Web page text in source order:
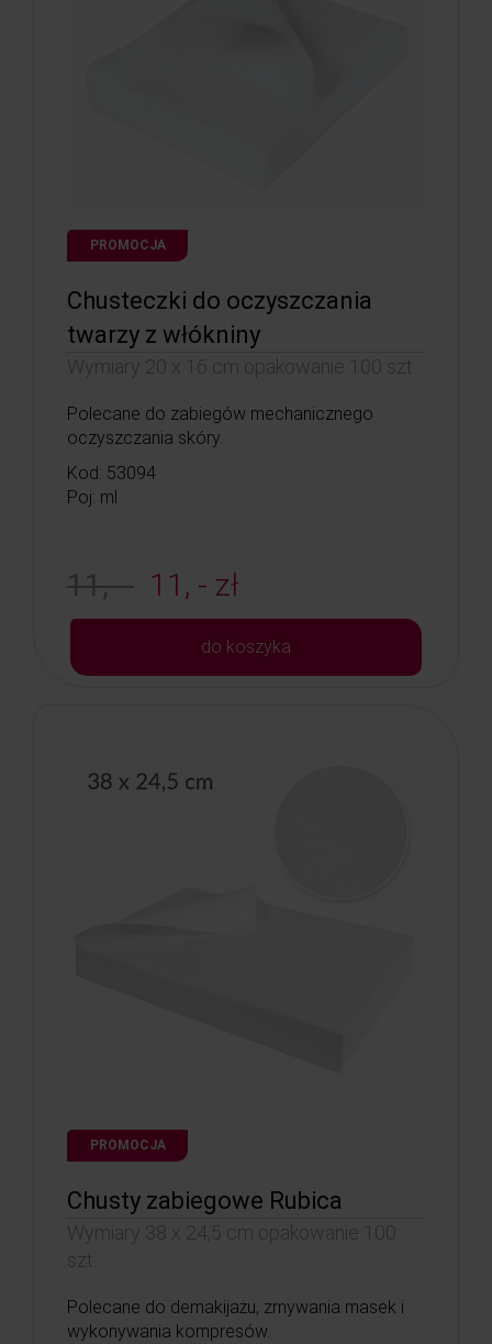
PROMOCJA
Chusteczki do oczyszczania
twarzy z włókniny
Wymiary 20 x 16 cm opakowanie 100 szt.
Polecane do zabiegów mechanicznego
oczyszczania skóry.
Kod: 53094
Poj: ml
11, - 11, - zł
do koszyka
PROMOCJA
Chusty zabiegowe Rubica
Wymiary 38 x 24,5 cm opakowanie 100
szt.
Polecane do demakijażu, zmywania masek i
wykonywania kompresów.